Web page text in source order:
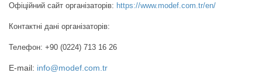
Офіційний сайт організаторів: https://www.modef.com.tr/en/
Контактні дані організаторів:
Телефон: +90 (0224) 713 16 26
E-mail: info@modef.com.tr